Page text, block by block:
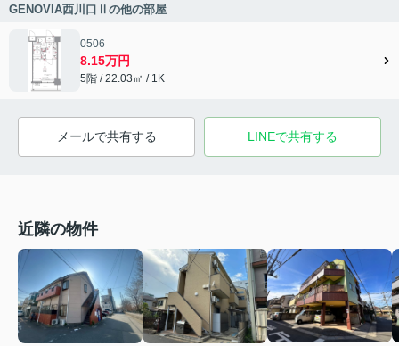
GENOVIA西川口Ⅱの他の部屋
0506
8.15万円
5階 / 22.03㎡ / 1K
メールで共有する LINEで共有する
近隣の物件